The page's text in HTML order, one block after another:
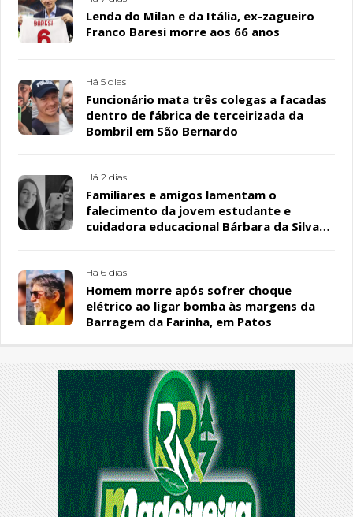
Lenda do Milan e da Itália, ex-zagueiro
Franco Baresi morre aos 66 anos
Há 5 dias
Funcionário mata três colegas a facadas
dentro de fábrica de terceirizada da
Bombril em São Bernardo
Há 2 dias
Familiares e amigos lamentam o
falecimento da jovem estudante e
cuidadora educacional Bárbara da Silva
Há 6 dias
Homem morre após sofrer choque
elétrico ao ligar bomba às margens da
Barragem da Farinha, em Patos